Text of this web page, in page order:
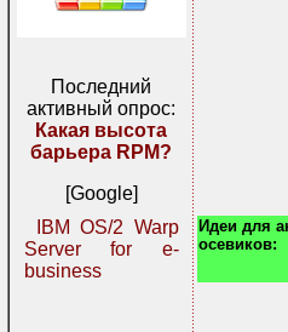
Последний
активный опрос:
Какая высота
барьера RPM?
[Google]
IBM OS/2 Warp
Server for e-
business
Идеи для
осевиков: